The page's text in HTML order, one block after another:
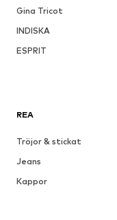
Gina Tricot
INDISKA
ESPRIT
REA
Tröjor & stickat
Jeans
Kappor